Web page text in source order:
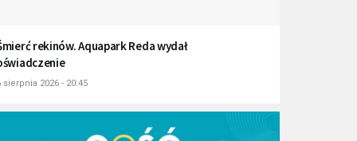
rekinów. Aquapark Reda wydał
sierpnia 2026 - 20:45